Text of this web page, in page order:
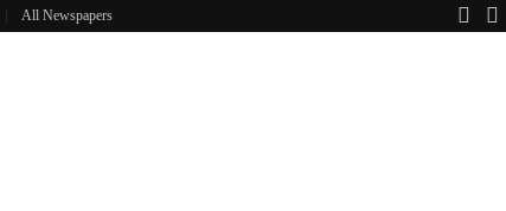
All Newspapers